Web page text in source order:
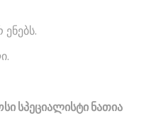
სპეციალისტი ნათია